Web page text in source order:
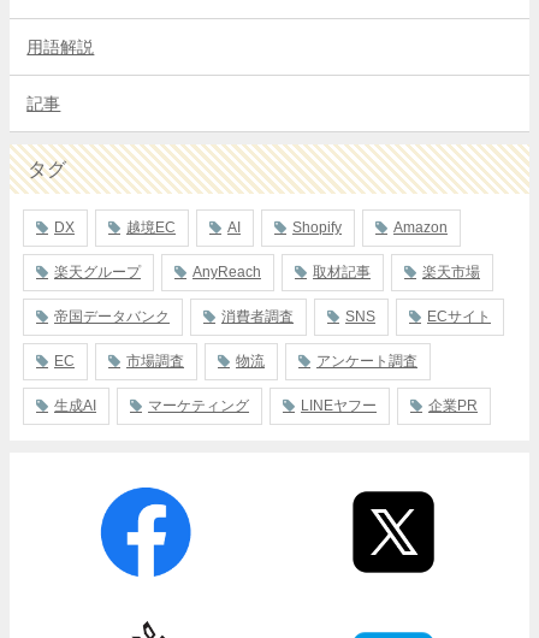
用語解説
記事
タグ
DX 越境EC AI Shopify Amazon
楽天グループ AnyReach 取材記事 楽天市場
帝国データバンク 消費者調査 SNS ECサイト
EC 市場調査 物流 アンケート調査
生成AI マーケティング LINEヤフー 企業PR